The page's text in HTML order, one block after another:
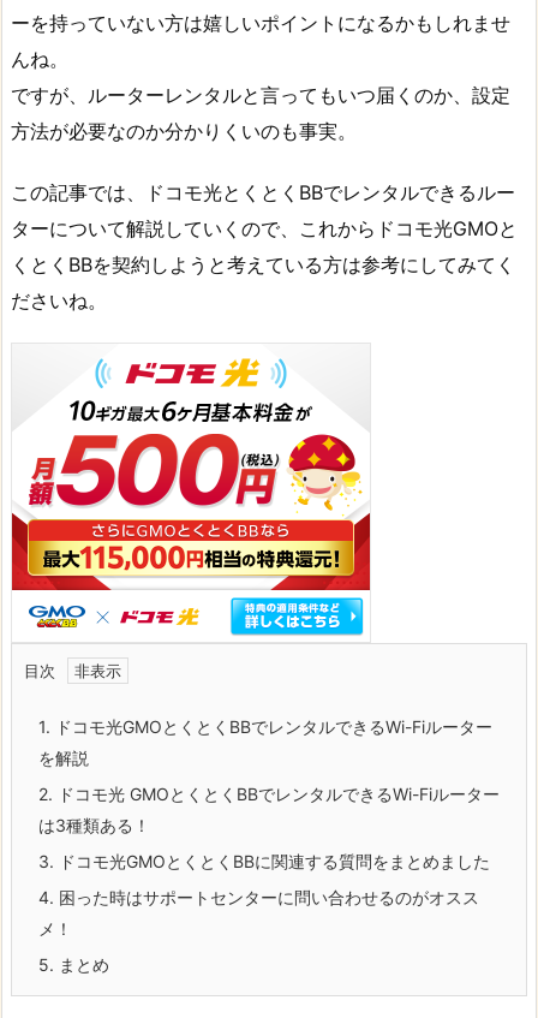
ーを持っていない方は嬉しいポイントになるかもしれませ
んね。
ですが、ルーターレンタルと言ってもいつ届くのか、設定
方法が必要なのか分かりくいのも事実。
この記事では、ドコモ光とくとくBBでレンタルできるルー
ターについて解説していくので、これからドコモ光GMOと
くとくBBを契約しようと考えている方は参考にしてみてく
ださいね。
目次
1. ドコモ光GMOとくとくBBでレンタルできるWi-Fiルーター
を解説
2. ドコモ光 GMOとくとくBBでレンタルできるWi-Fiルーター
は3種類ある！
3. ドコモ光GMOとくとくBBに関連する質問をまとめました
4. 困った時はサポートセンターに問い合わせるのがオスス
メ！
5. まとめ